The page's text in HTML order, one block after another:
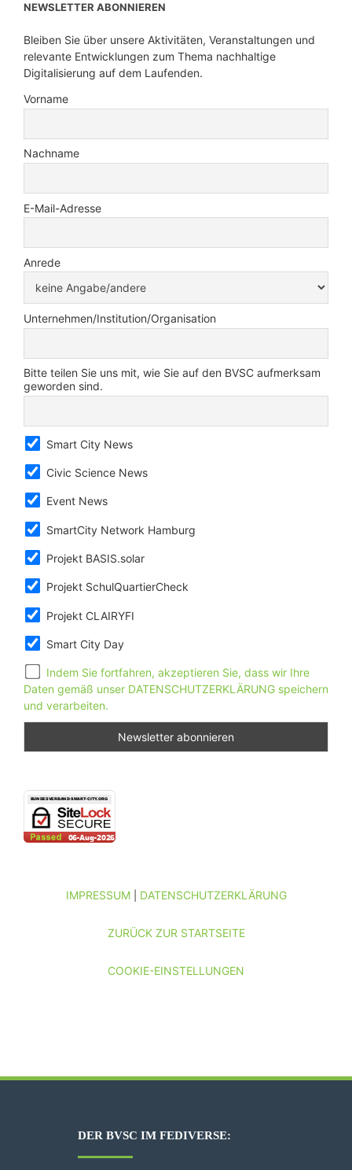
NEWSLETTER ABONNIEREN
Bleiben Sie über unsere Aktivitäten, Veranstaltungen und
relevante Entwicklungen zum Thema nachhaltige
Digitalisierung auf dem Laufenden.
Vorname
Nachname
E-Mail-Adresse
Anrede
Unternehmen/Institution/Organisation
Bitte teilen Sie uns mit, wie Sie auf den BVSC aufmerksam
geworden sind.
Smart City News
Civic Science News
Event News
SmartCity Network Hamburg
Projekt BASIS.solar
Projekt SchulQuartierCheck
Projekt CLAIRYFI
Smart City Day
Indem Sie fortfahren, akzeptieren Sie, dass wir Ihre
Daten gemäß unser DATENSCHUTZERKLÄRUNG speichern
und verarbeiten.
IMPRESSUM| DATENSCHUTZERKLÄRUNG
ZURÜCK ZUR STARTSEITE
COOKIE-EINSTELLUNGEN
DER BVSC IM FEDIVERSE: